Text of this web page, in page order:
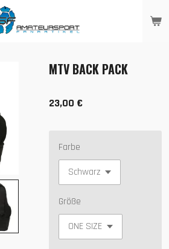
MTV BACK PACK
23,00 €
Farbe
Größe